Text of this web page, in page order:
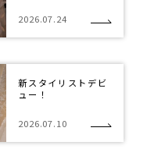
2026.07.24
新スタイリストデビ
ュー！
2026.07.10